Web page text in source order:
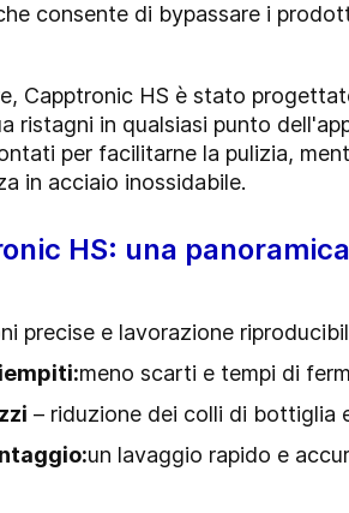
consente di bypassare i
Capptronic HS è stato
ristagni in qualsiasi punto
per facilitarne la pulizia,
in acciaio inossidabile.
HS: una panoramica
precise e lavorazione
:meno scarti e tempi di
– riduzione dei colli di bottiglia
:un lavaggio rapido e